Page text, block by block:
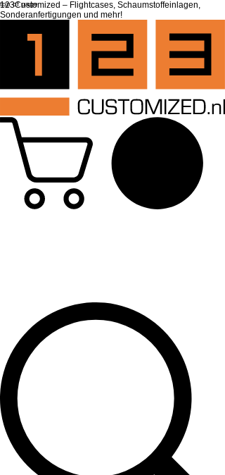
top of page
123Customized – Flightcases, Schaumstoffeinlagen,
Sonderanfertigungen und mehr!